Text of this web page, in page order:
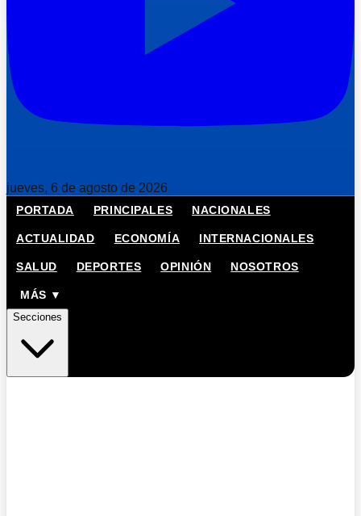
jueves, 6 de agosto de 2026
PORTADA PRINCIPALES NACIONALES
ACTUALIDAD ECONOMÍA INTERNACIONALES
SALUD DEPORTES OPINIÓN NOSOTROS
MÁS ▼
Secciones